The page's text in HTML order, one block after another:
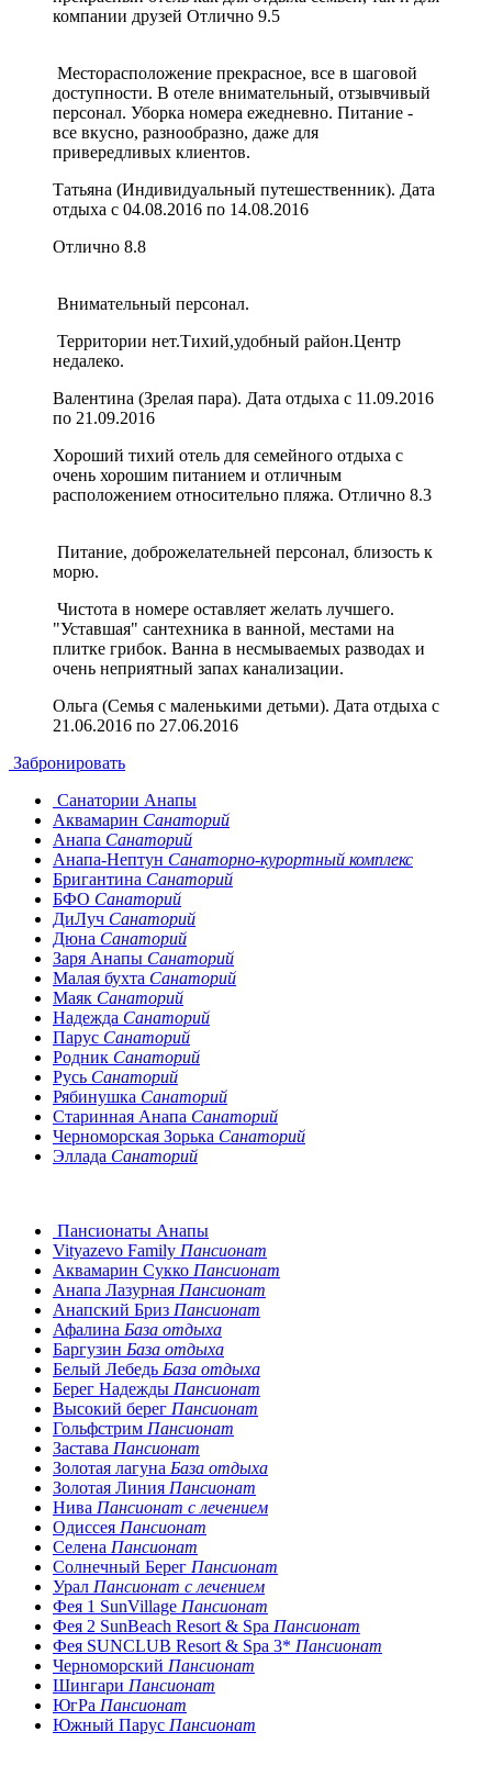
компании друзей Отлично 9.5
Месторасположение прекрасное, все в шаговой
доступности. В отеле внимательный, отзывчивый
персонал. Уборка номера ежедневно. Питание -
все вкусно, разнообразно, даже для
привередливых клиентов.
Татьяна (Индивидуальный путешественник). Дата
отдыха с 04.08.2016 по 14.08.2016
Отлично 8.8
Внимательный персонал.
Территории нет.Тихий,удобный район.Центр
недалеко.
Валентина (Зрелая пара). Дата отдыха с 11.09.2016
по 21.09.2016
Хороший тихий отель для семейного отдыха с
очень хорошим питанием и отличным
расположением относительно пляжа. Отлично 8.3
Питание, доброжелательней персонал, близость к
морю.
Чистота в номере оставляет желать лучшего.
"Уставшая" сантехника в ванной, местами на
плитке грибок. Ванна в несмываемых разводах и
очень неприятный запах канализации.
Ольга (Семья с маленькими детьми). Дата отдыха с
21.06.2016 по 27.06.2016
Забронировать
Санатории Анапы
Аквамарин Санаторий
Анапа Санаторий
Анапа-Нептун Санаторно-курортный комплекс
Бригантина Санаторий
БФО Санаторий
ДиЛуч Санаторий
Дюна Санаторий
Заря Анапы Санаторий
Малая бухта Санаторий
Маяк Санаторий
Надежда Санаторий
Парус Санаторий
Родник Санаторий
Русь Санаторий
Рябинушка Санаторий
Старинная Анапа Санаторий
Черноморская Зорька Санаторий
Эллада Санаторий
Пансионаты Анапы
Vityazevo Family Пансионат
Аквамарин Сукко Пансионат
Анапа Лазурная Пансионат
Анапский Бриз Пансионат
Афалина База отдыха
Баргузин База отдыха
Белый Лебедь База отдыха
Берег Надежды Пансионат
Высокий берег Пансионат
Гольфстрим Пансионат
Застава Пансионат
Золотая лагуна База отдыха
Золотая Линия Пансионат
Нива Пансионат с лечением
Одиссея Пансионат
Селена Пансионат
Солнечный Берег Пансионат
Урал Пансионат с лечением
Фея 1 SunVillage Пансионат
Фея 2 SunBeach Resort & Spa Пансионат
Фея SUNCLUB Resort & Spa 3* Пансионат
Черноморский Пансионат
Шингари Пансионат
ЮгРа Пансионат
Южный Парус Пансионат